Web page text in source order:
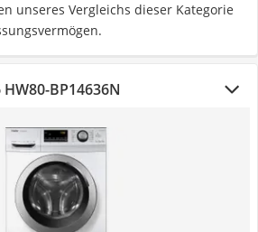
unseres Vergleichs dieser Kategorie
BP14636N